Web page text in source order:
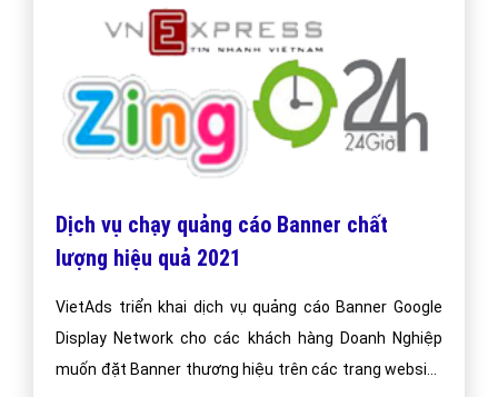
Dịch vụ chạy quảng cáo Banner chất
lượng hiệu quả 2021
VietAds triển khai dịch vụ quảng cáo Banner Google
Display Network cho các khách hàng Doanh Nghiệp
muốn đặt Banner thương hiệu trên các trang website